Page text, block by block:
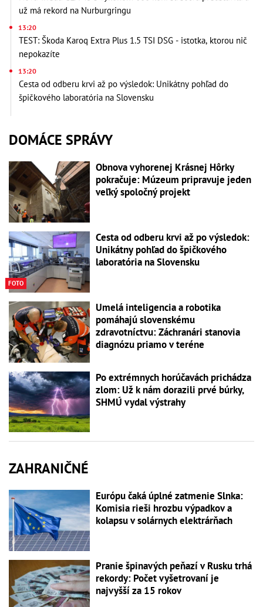
už má rekord na Nurburgringu
13:20
TEST: Škoda Karoq Extra Plus 1.5 TSI DSG - istotka, ktorou nič
nepokazíte
13:20
Cesta od odberu krvi až po výsledok: Unikátny pohľad do
špičkového laboratória na Slovensku
DOMÁCE SPRÁVY
Obnova vyhorenej Krásnej Hôrky
pokračuje: Múzeum pripravuje jeden
veľký spoločný projekt
FOTO
Cesta od odberu krvi až po výsledok:
Unikátny pohľad do špičkového
laboratória na Slovensku
Umelá inteligencia a robotika
pomáhajú slovenskému
zdravotníctvu: Záchranári stanovia
diagnózu priamo v teréne
Po extrémnych horúčavách prichádza
zlom: Už k nám dorazili prvé búrky,
SHMÚ vydal výstrahy
ZAHRANIČNÉ
Európu čaká úplné zatmenie Slnka:
Komisia rieši hrozbu výpadkov a
kolapsu v solárnych elektrárňach
Pranie špinavých peňazí v Rusku trhá
rekordy: Počet vyšetrovaní je
najvyšší za 15 rokov